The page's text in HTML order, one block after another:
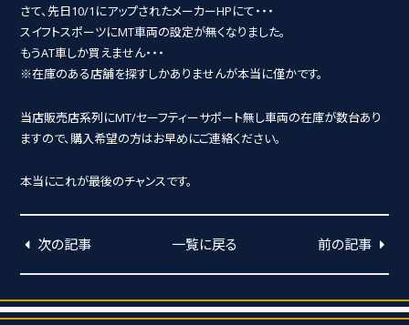
さて、先日10/1にアップされたメーカーHPにて・・・
スイフトスポーツにMT車両の設定が無くなりました。
もうAT車しか買えません・・・
※在庫のある店舗を探すしかありませんが本当に僅かです。
当店販売店系列にMT/セーフティーサポート無し車両の在庫が数台あり
ますので、購入希望の方はお早めにご連絡ください。
本当にこれが最後のチャンスです。
次の記事 一覧に戻る 前の記事